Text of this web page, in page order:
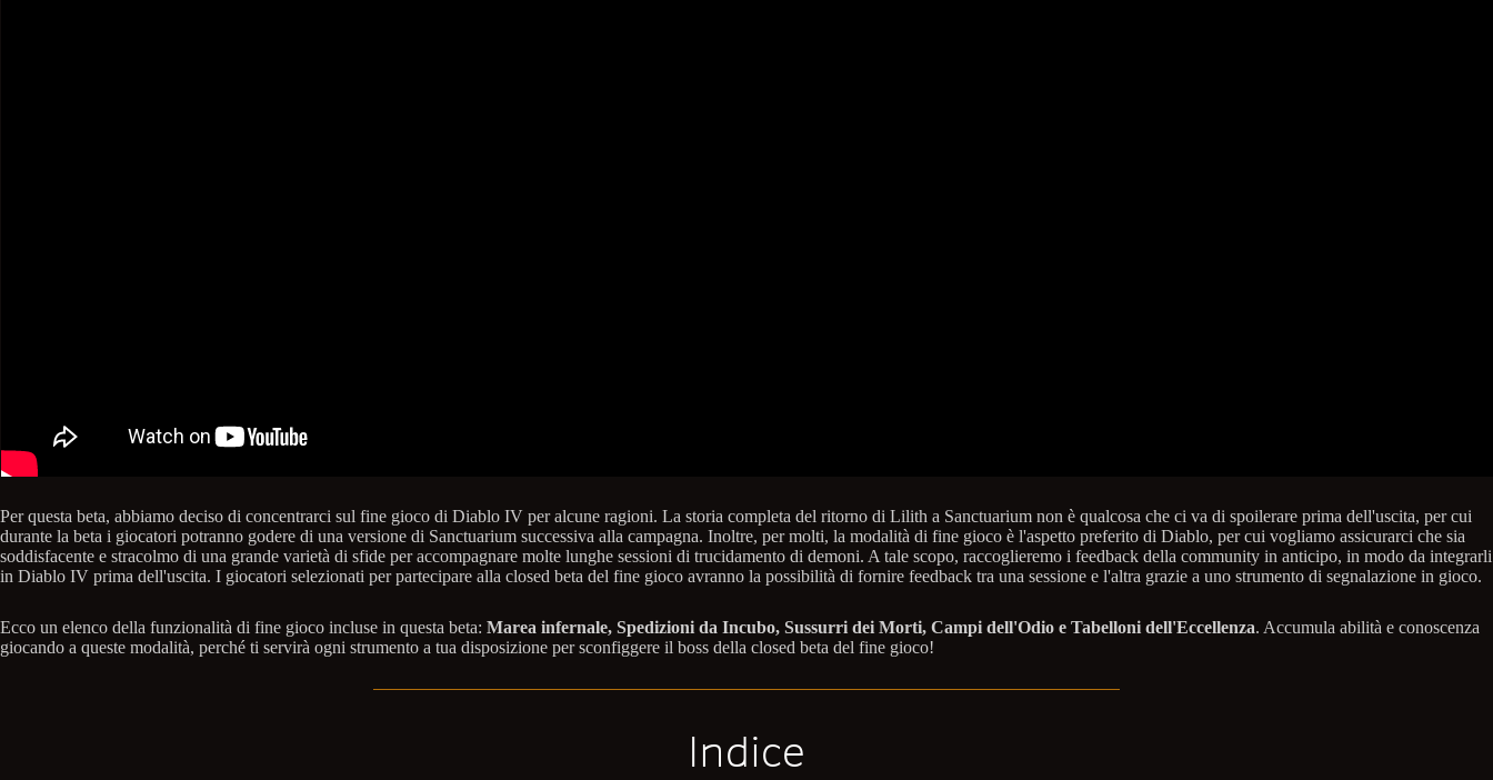
Per questa beta, abbiamo deciso di concentrarci sul fine gioco di Diablo IV per alcune ragioni. La storia completa del ritorno di Lilith a Sanctuarium non è qualcosa che ci va di spoilerare prima dell'uscita, per cui
durante la beta i giocatori potranno godere di una versione di Sanctuarium successiva alla campagna. Inoltre, per molti, la modalità di fine gioco è l'aspetto preferito di Diablo, per cui vogliamo assicurarci che sia
soddisfacente e stracolmo di una grande varietà di sfide per accompagnare molte lunghe sessioni di trucidamento di demoni. A tale scopo, raccoglieremo i feedback della community in anticipo, in modo da integrarli
in Diablo IV prima dell'uscita. I giocatori selezionati per partecipare alla closed beta del fine gioco avranno la possibilità di fornire feedback tra una sessione e l'altra grazie a uno strumento di segnalazione in gioco.
Ecco un elenco della funzionalità di fine gioco incluse in questa beta: Marea infernale, Spedizioni da Incubo, Sussurri dei Morti, Campi dell'Odio e Tabelloni dell'Eccellenza. Accumula abilità e conoscenza
giocando a queste modalità, perché ti servirà ogni strumento a tua disposizione per sconfiggere il boss della closed beta del fine gioco!
Indice